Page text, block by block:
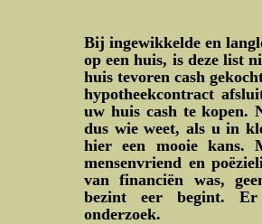
Bij ingewikkelde en
op een huis, is deze list
huis tevoren cash
hypotheekcontract
uw huis cash te kopen.
dus wie weet, als u in
hier een mooie kans.
mensenvriend en
van financiën was,
bezint eer begint.
onderzoek.